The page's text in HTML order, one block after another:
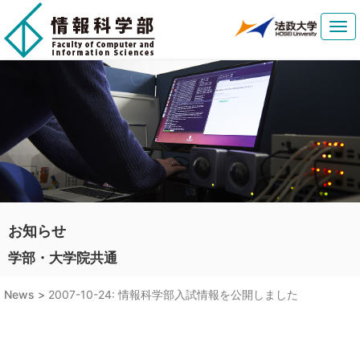
お知らせ
学部・大学院共通
News > 2007-10-24: 情報科学部入試情報を公開しました